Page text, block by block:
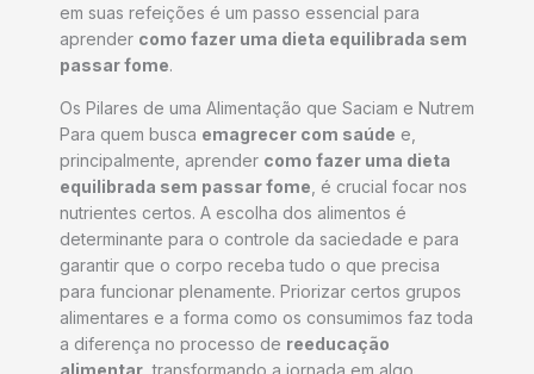
em suas refeições é um passo essencial para
aprender como fazer uma dieta equilibrada sem
passar fome.
Os Pilares de uma Alimentação que Saciam e Nutrem
Para quem busca emagrecer com saúde e,
principalmente, aprender como fazer uma dieta
equilibrada sem passar fome , é crucial focar nos
nutrientes certos. A escolha dos alimentos é
determinante para o controle da saciedade e para
garantir que o corpo receba tudo o que precisa
para funcionar plenamente. Priorizar certos grupos
alimentares e a forma como os consumimos faz toda
a diferença no processo de reeducação
alimentar , transformando a jornada em algo